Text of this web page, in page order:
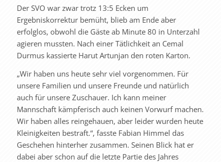
Der SVO war zwar trotz 13:5 Ecken um
Ergebniskorrektur bemüht, blieb am Ende aber
erfolglos, obwohl die Gäste ab Minute 80 in Unterzahl
agieren mussten. Nach einer Tätlichkeit an Cemal
Durmus kassierte Harut Artunjan den roten Karton.
„Wir haben uns heute sehr viel vorgenommen. Für
unsere Familien und unsere Freunde und natürlich
auch für unsere Zuschauer. Ich kann meiner
Mannschaft kämpferisch auch keinen Vorwurf machen.
Wir haben alles reingehauen, aber leider wurden heute
Kleinigkeiten bestraft.“, fasste Fabian Himmel das
Geschehen hinterher zusammen. Seinen Blick hat er
dabei aber schon auf die letzte Partie des Jahres